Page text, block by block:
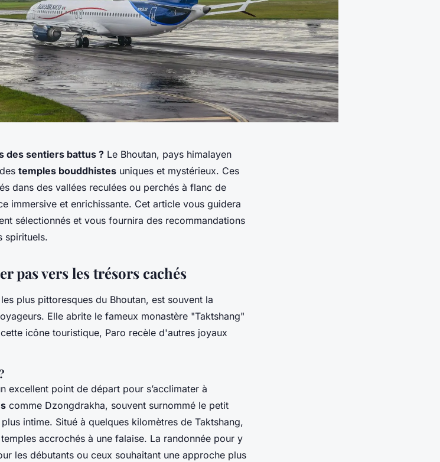
des sentiers battus ? Le Bhoutan, pays himalayen
temples bouddhistes uniques et mystérieux. Ces
dans des vallées reculées ou perchés à flanc de
immersive et enrichissante. Cet article vous guidera
sélectionnés et vous fournira des recommandations
spirituels.
pas vers les trésors cachés
plus pittoresques du Bhoutan, est souvent la
Elle abrite le fameux monastère "Taktshang"
icône touristique, Paro recèle d'autres joyaux
excellent point de départ pour s’acclimater à
comme Dzongdrakha, souvent surnommé le petit
intime. Situé à quelques kilomètres de Taktshang,
accrochés à une falaise. La randonnée pour y
les débutants ou ceux souhaitant une approche plus